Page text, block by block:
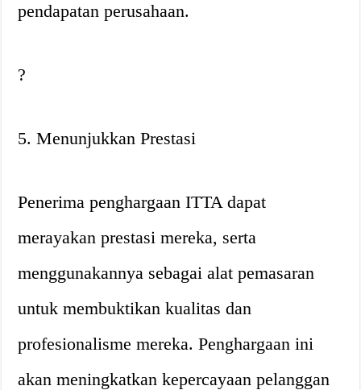
pendapatan perusahaan.
?
5. Menunjukkan Prestasi
Penerima penghargaan ITTA dapat
merayakan prestasi mereka, serta
menggunakannya sebagai alat pemasaran
untuk membuktikan kualitas dan
profesionalisme mereka. Penghargaan ini
akan meningkatkan kepercayaan pelanggan